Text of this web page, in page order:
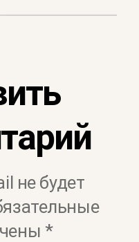
не будет
*